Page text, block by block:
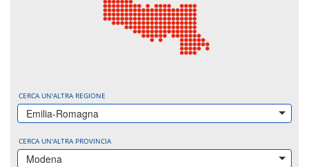
CERCA UN'ALTRA REGIONE
Emilia-Romagna
CERCA UN'ALTRA PROVINCIA
Modena